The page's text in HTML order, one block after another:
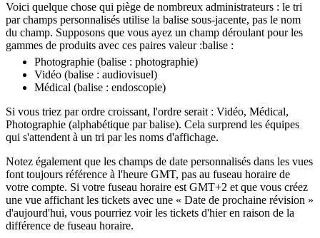
Voici quelque chose qui piège de nombreux administrateurs : le tri
par champs personnalisés utilise la balise sous-jacente, pas le nom
du champ. Supposons que vous ayez un champ déroulant pour les
gammes de produits avec ces paires valeur :balise :
Photographie (balise : photographie)
Vidéo (balise : audiovisuel)
Médical (balise : endoscopie)
Si vous triez par ordre croissant, l'ordre serait : Vidéo, Médical,
Photographie (alphabétique par balise). Cela surprend les équipes
qui s'attendent à un tri par les noms d'affichage.
Notez également que les champs de date personnalisés dans les vues
font toujours référence à l'heure GMT, pas au fuseau horaire de
votre compte. Si votre fuseau horaire est GMT+2 et que vous créez
une vue affichant les tickets avec une « Date de prochaine révision »
d'aujourd'hui, vous pourriez voir les tickets d'hier en raison de la
différence de fuseau horaire.